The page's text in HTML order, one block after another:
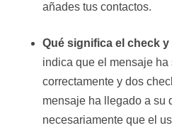
añades tus contactos.
Qué significa el check
indica que el mensaje
correctamente y dos
mensaje ha llegado a su
necesariamente que el